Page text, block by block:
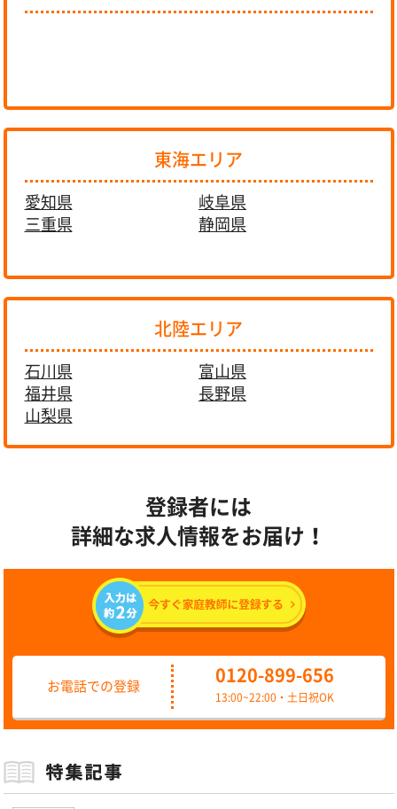
東海エリア
愛知県
岐阜県
三重県
静岡県
北陸エリア
石川県
富山県
福井県
長野県
山梨県
登録者には
詳細な求人情報をお届け！
お電話での登録
0120-899-656
13:00~22:00・土日祝OK